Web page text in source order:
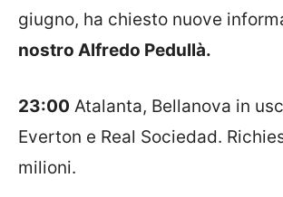
giugno, ha chiesto nuove
nostro Alfredo Pedullà.
23:00 Atalanta, Bellanova in
Everton e Real Sociedad.
milioni.